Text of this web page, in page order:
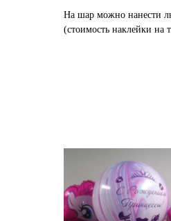
На шар можно нанести
(стоимость наклейки на